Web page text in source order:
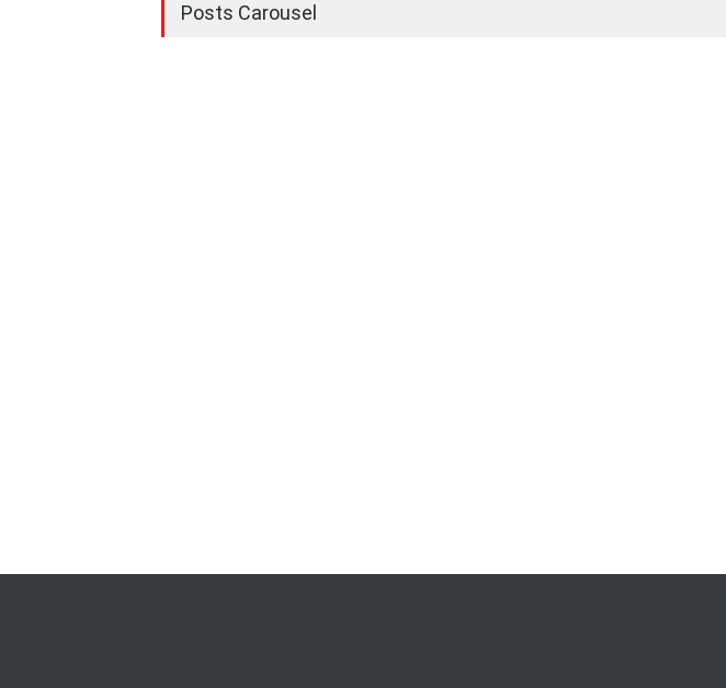
Posts Carousel